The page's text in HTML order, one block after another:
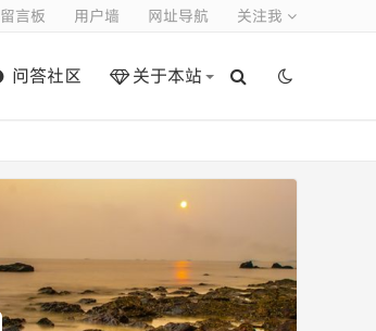
留言板 用户墙 网址导航 关注我
问答社区 关于本站